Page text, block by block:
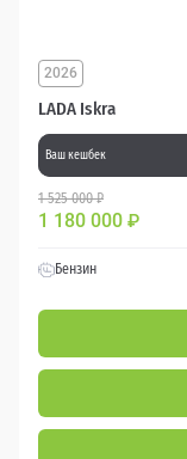
LADA Iskra
2026
Ваш кешбек
1 525 000 ₽
1 180 000 ₽
Бензин